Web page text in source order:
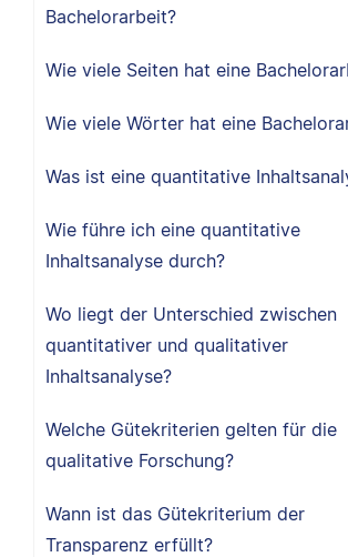
Bachelorarbeit?
Wie viele Seiten hat eine
Wie viele Wörter hat eine
Was ist eine quantitative
Wie führe ich eine quantitative
Inhaltsanalyse durch?
Wo liegt der Unterschied zwischen
quantitativer und qualitativer
Inhaltsanalyse?
Welche Gütekriterien gelten für die
qualitative Forschung?
Wann ist das Gütekriterium der
Transparenz erfüllt?